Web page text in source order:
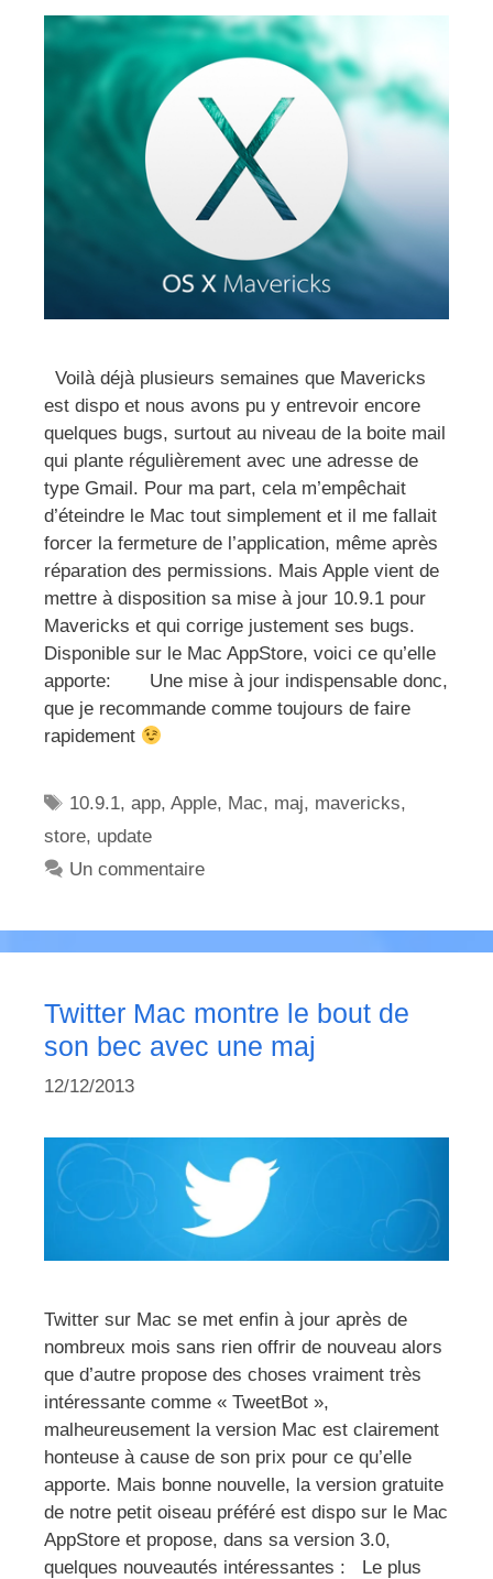
Voilà déjà plusieurs semaines que Mavericks
est dispo et nous avons pu y entrevoir encore
quelques bugs, surtout au niveau de la boite mail
qui plante régulièrement avec une adresse de
type Gmail. Pour ma part, cela m’empêchait
d’éteindre le Mac tout simplement et il me fallait
forcer la fermeture de l’application, même après
réparation des permissions. Mais Apple vient de
mettre à disposition sa mise à jour 10.9.1 pour
Mavericks et qui corrige justement ses bugs.
Disponible sur le Mac AppStore, voici ce qu’elle
apporte: Une mise à jour indispensable donc,
que je recommande comme toujours de faire
rapidement
Étiquettes
10.9.1,app,Apple, Mac, maj, mavericks,
store, update
Un commentaire
Twitter Mac montre le bout de
son bec avec une maj
12/12/2013
Twitter sur Mac se met enfin à jour après de
nombreux mois sans rien offrir de nouveau alors
que d’autre propose des choses vraiment très
intéressante comme « TweetBot »,
malheureusement la version Mac est clairement
honteuse à cause de son prix pour ce qu’elle
apporte. Mais bonne nouvelle, la version gratuite
de notre petit oiseau préféré est dispo sur le Mac
AppStore et propose, dans sa version 3.0,
quelques nouveautés intéressantes : Le plus